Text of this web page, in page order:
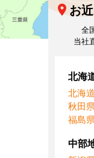
お
全
当社
北海
北海道
秋田県
福島県
中部